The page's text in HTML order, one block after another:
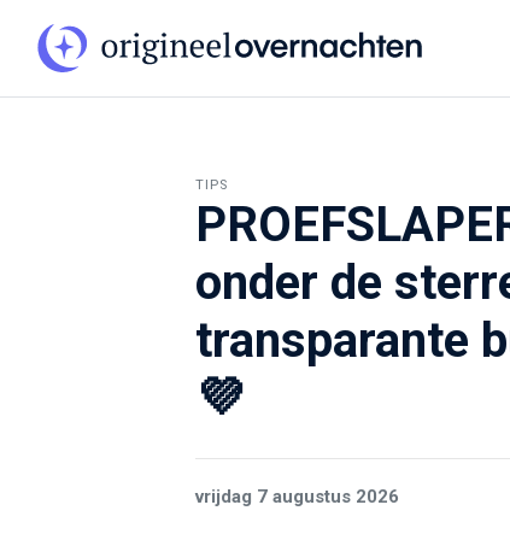
TIPS
onder de
transparante
💜
vrijdag 7 augustus 2026